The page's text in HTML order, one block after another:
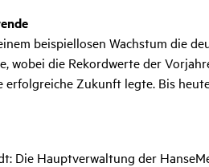
beispiellosen Wachstum die
wobei die Rekordwerte der
Zukunft legte. Bis
Die Hauptverwaltung der